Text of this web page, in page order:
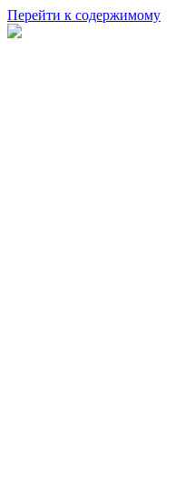
Перейти к содержимому